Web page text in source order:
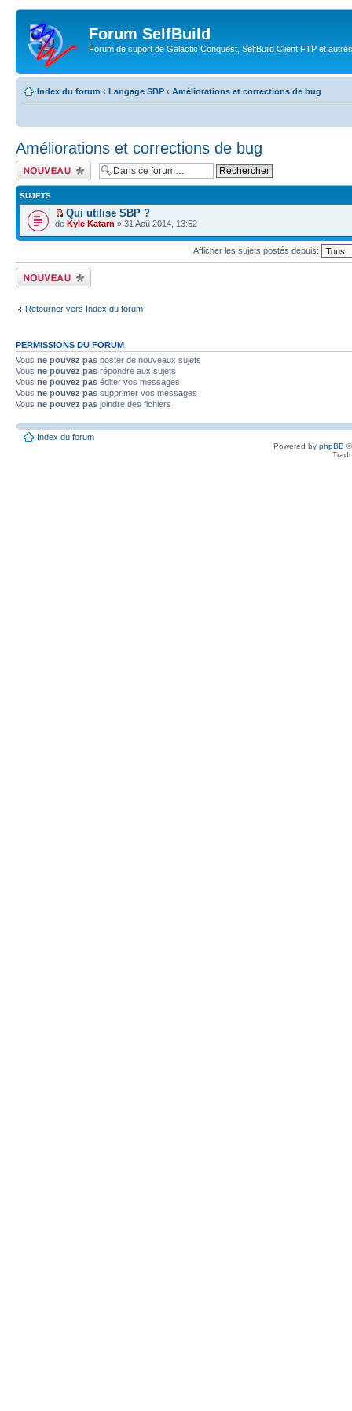
Forum SelfBuild
Forum de suport de Galactic Conquest, SelfBuild Client FTP et
Index du forum ‹ Langage SBP ‹ Améliorations et corrections de bug
Améliorations et corrections de bug
Ecrire un nouveau
sujet
SUJETS
Qui utilise SBP ?
de Kyle Katarn » 31 Aoû 2014, 13:52
Afficher les sujets postés depuis:
Ecrire un nouveau
sujet
Retourner vers Index du forum
PERMISSIONS DU FORUM
Vous ne pouvez pas poster de nouveaux sujets
Vous ne pouvez pas répondre aux sujets
Vous ne pouvez pas éditer vos messages
Vous ne pouvez pas supprimer vos messages
Vous ne pouvez pas joindre des fichiers
Index du forum
Powered by phpBB